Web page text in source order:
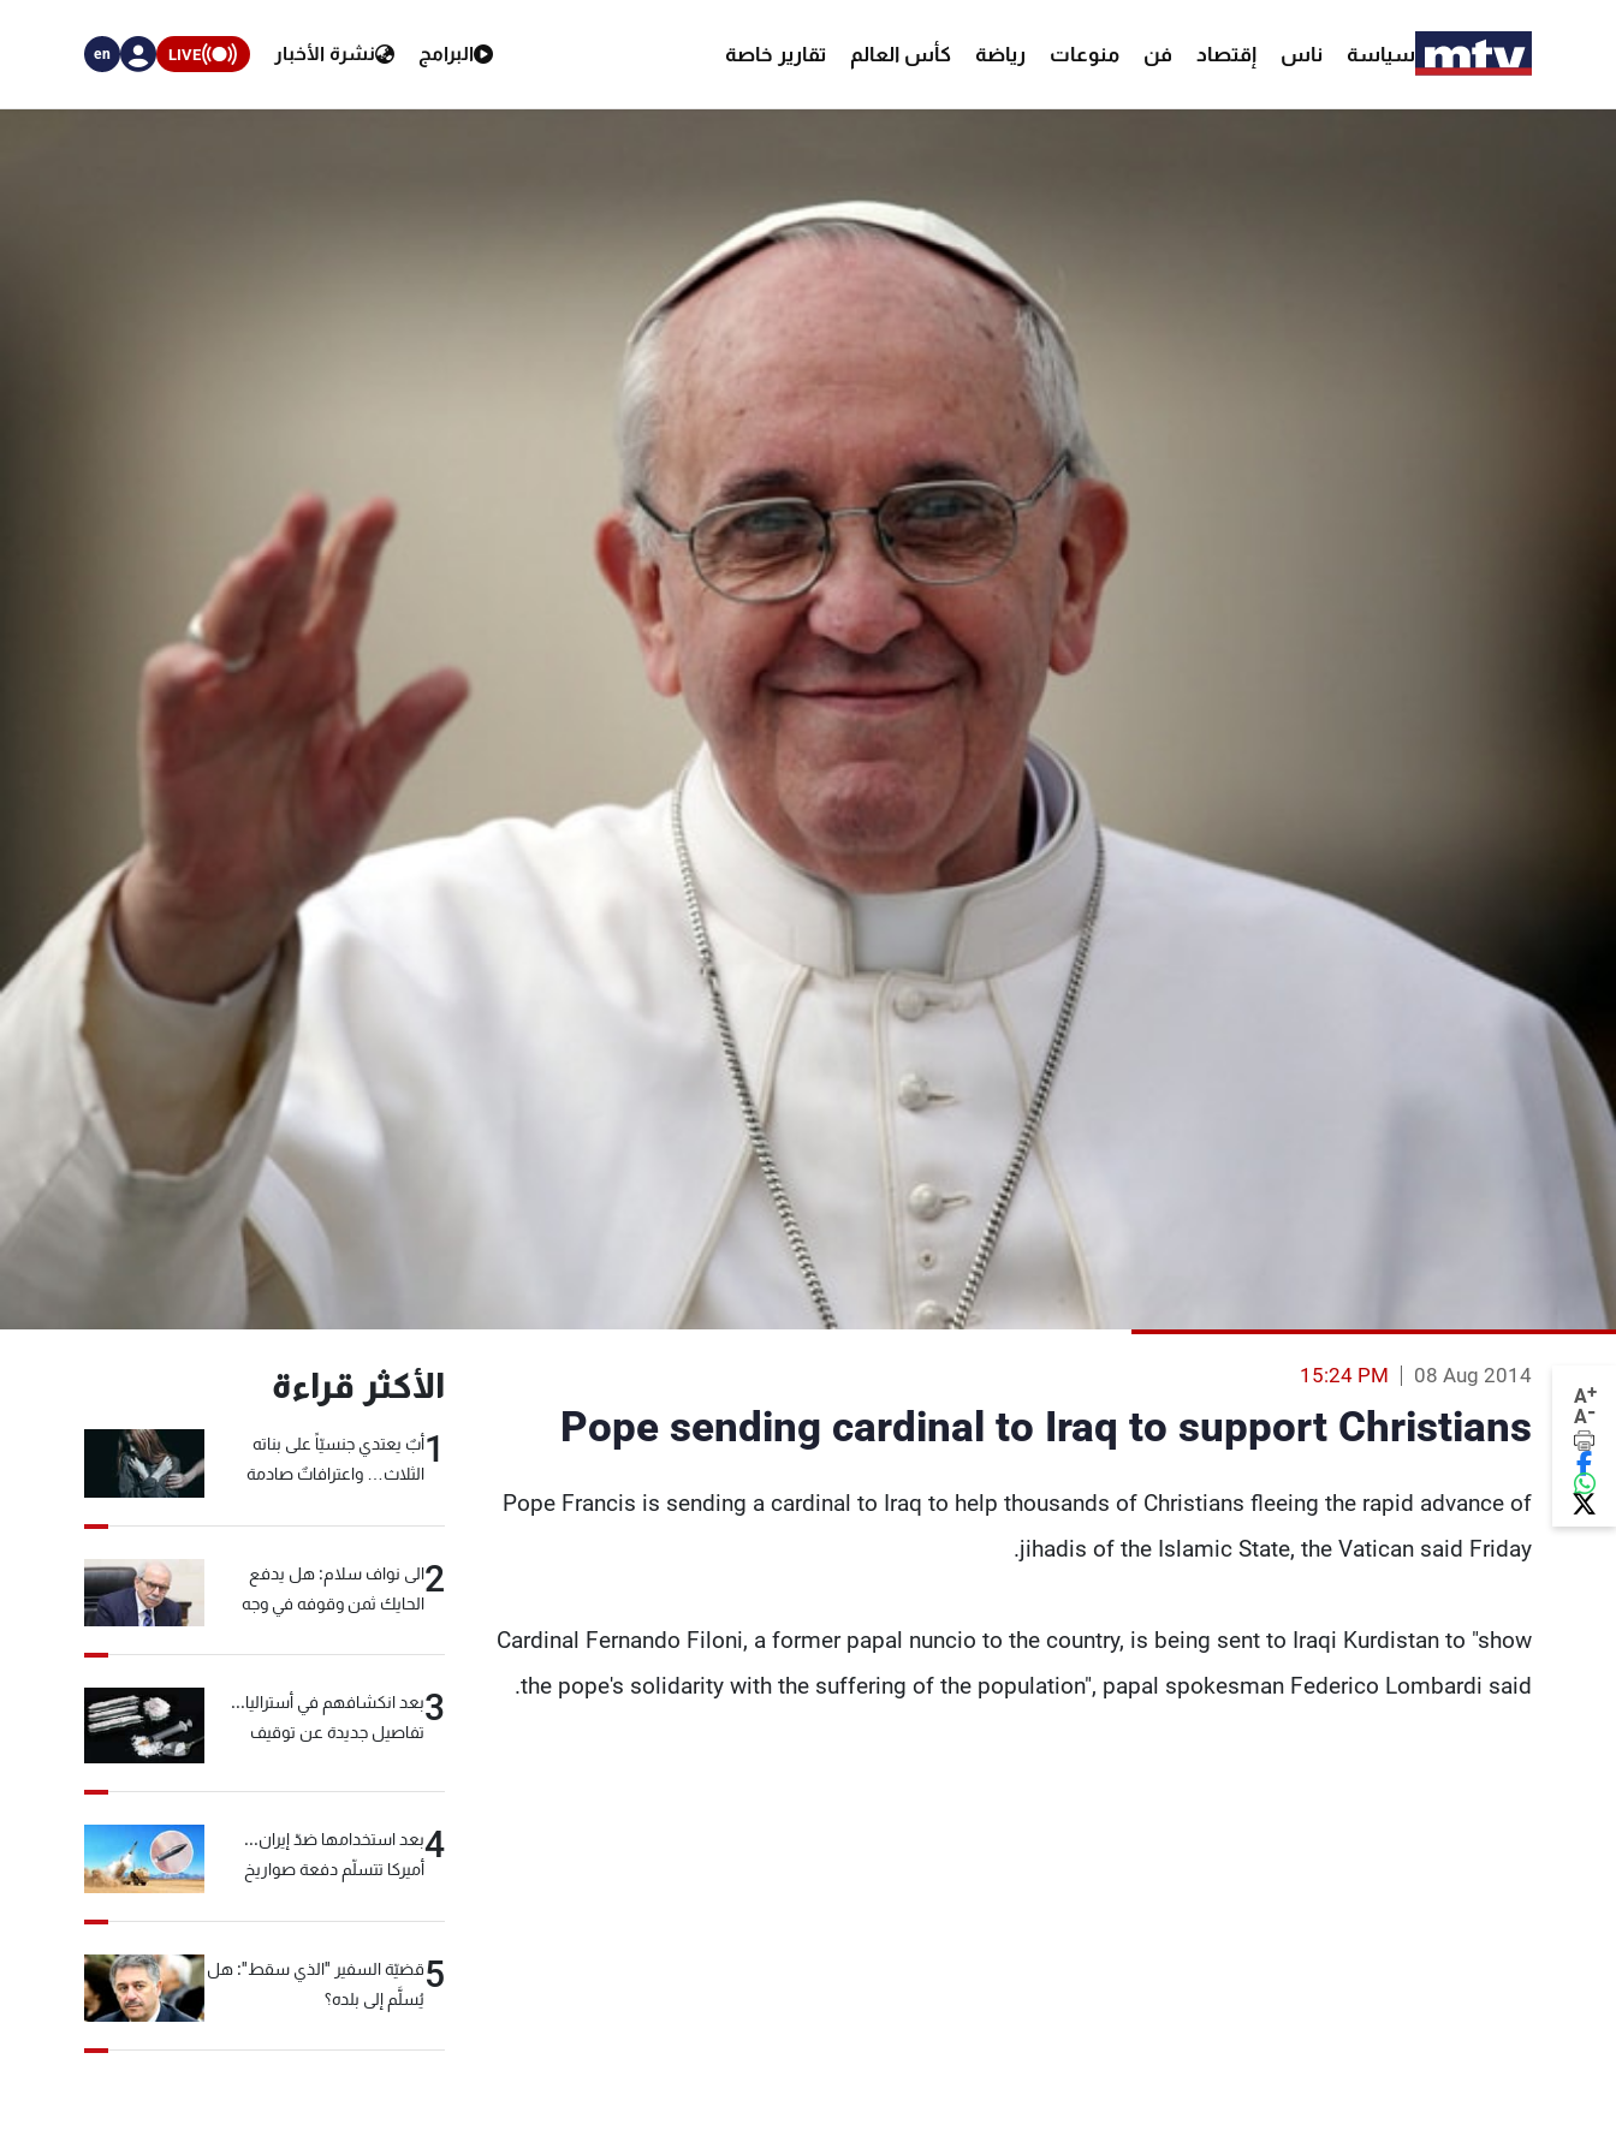
سياسة ناس إقتصاد فن منوعات رياضة كأس العالم تقارير خاصة البرامج نشرة الأخبار LIVE
en
A+
A-
08 Aug 2014
15:24 PM
Pope sending cardinal to Iraq to support Christians
Pope Francis is sending a cardinal to Iraq to help thousands of Christians fleeing the rapid advance of
jihadis of the Islamic State, the Vatican said Friday.
Cardinal Fernando Filoni, a former papal nuncio to the country, is being sent to Iraqi Kurdistan to "show
the pope's solidarity with the suffering of the population", papal spokesman Federico Lombardi said.
الأكثر قراءة
1أبٌ يعتدي جنسيّاً على بناته
الثلاث… واعترافاتٌ صادمة
2الى نواف سلام: هل يدفع
الحايك ثمن وقوفه في وجه
3بعد انكشافهم في أستراليا...
تفاصيل جديدة عن توقيف
4بعد استخدامها ضدّ إيران...
أميركا تتسلّم دفعة صواريخ
5قضيّة السفير "الذي سقط": هل
يُسلَّم إلى بلده؟